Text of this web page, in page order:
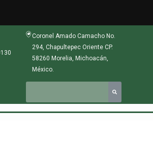
Coronel Amado Camacho No.
294, Chapultepec Oriente CP.
58260 Morelia, Michoacán,
México.